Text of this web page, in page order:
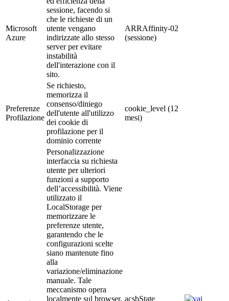
Microsoft
Azure
sessione, facendo si
che le richieste di un
utente vengano
indirizzate allo stesso
server per evitare
instabilità
dell'interazione con il
sito.
ARRAffinity-02
(sessione)
Preferenze
Profilazione
Se richiesto,
memorizza il
consenso/diniego
dell'utente all'utilizzo
dei cookie di
profilazione per il
dominio corrente
cookie_level (12
mesi)
Personalizzazione
interfaccia su richiesta
utente per ulteriori
funzioni a supporto
dell’accessibilità. Viene
utilizzato il
LocalStorage per
memorizzare le
preferenze utente,
garantendo che le
configurazioni scelte
siano mantenute fino
alla
variazione/eliminazione
manuale. Tale
meccanismo opera
localmente sul browser, acsbState